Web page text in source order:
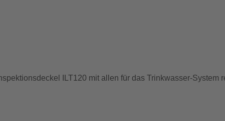
ILT120 mit allen für das Trinkwasser-System